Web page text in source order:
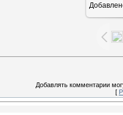
Добавлять комментарии
[